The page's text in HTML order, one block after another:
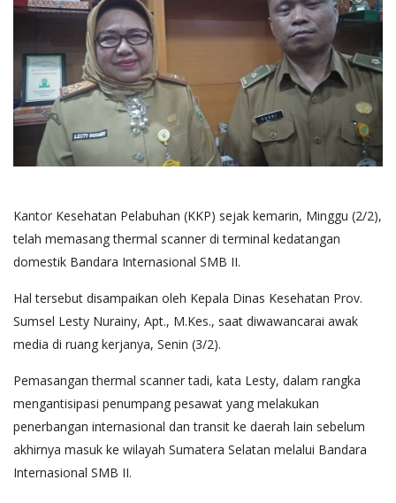
Kantor Kesehatan Pelabuhan (KKP) sejak kemarin, Minggu (2/2),
telah memasang thermal scanner di terminal kedatangan
domestik Bandara Internasional SMB II.
Hal tersebut disampaikan oleh Kepala Dinas Kesehatan Prov.
Sumsel Lesty Nurainy, Apt., M.Kes., saat diwawancarai awak
media di ruang kerjanya, Senin (3/2).
Pemasangan thermal scanner tadi, kata Lesty, dalam rangka
mengantisipasi penumpang pesawat yang melakukan
penerbangan internasional dan transit ke daerah lain sebelum
akhirnya masuk ke wilayah Sumatera Selatan melalui Bandara
Internasional SMB II.